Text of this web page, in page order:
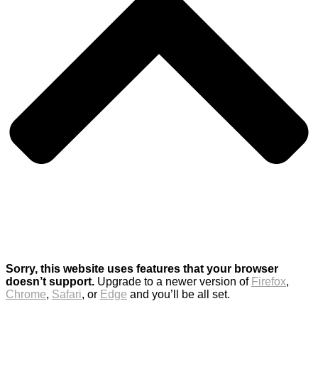
Sorry, this website uses features that your browser
doesn’t support. Upgrade to a newer version of Firefox,
Chrome, Safari, or Edge and you’ll be all set.